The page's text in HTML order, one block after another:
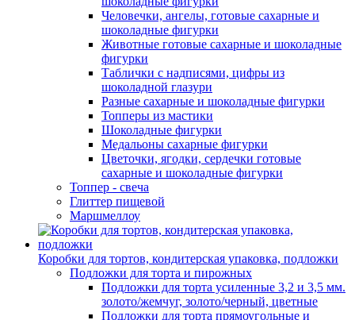
Человечки, ангелы, готовые сахарные и
шоколадные фигурки
Животные готовые сахарные и шоколадные
фигурки
Таблички с надписями, цифры из
шоколадной глазури
Разные сахарные и шоколадные фигурки
Топперы из мастики
Шоколадные фигурки
Медальоны сахарные фигурки
Цветочки, ягодки, сердечки готовые
сахарные и шоколадные фигурки
Топпер - свеча
Глиттер пищевой
Маршмеллоу
Коробки для тортов, кондитерская упаковка, подложки
Подложки для торта и пирожных
Подложки для торта усиленные 3,2 и 3,5 мм.
золото/жемчуг, золото/черный, цветные
Подложки для торта прямоугольные и